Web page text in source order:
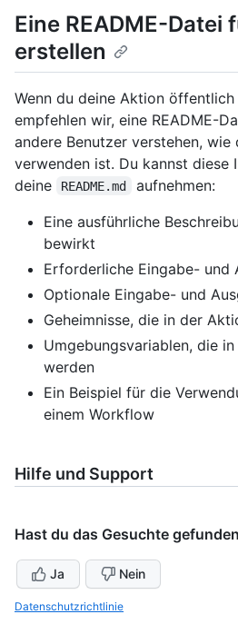
Eine README-Datei
erstellen
Wenn du deine Aktion
empfehlen wir, eine README-
andere Benutzer verstehen, wie
verwenden ist. Du kannst diese
deine
README.md
aufnehmen:
Eine ausführliche
bewirkt
Erforderliche Eingabe- und
Optionale Eingabe- und
Geheimnisse, die in der
Umgebungsvariablen, die
werden
Ein Beispiel für die
einem Workflow
Hilfe und Support
Hast du das Gesuchte
Ja Nein
Datenschutzrichtlinie